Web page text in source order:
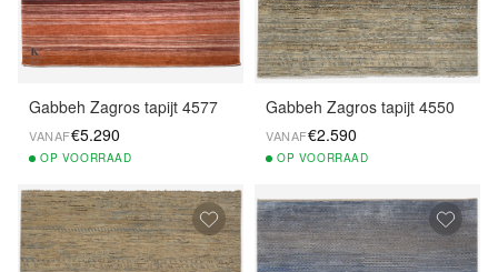
Gabbeh Zagros tapijt 4577
VANAF€5.290
OP VOORRAAD
Gabbeh Zagros tapijt 4550
VANAF€2.590
OP VOORRAAD